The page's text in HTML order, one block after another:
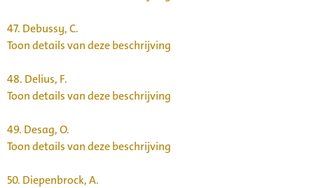
47. Debussy, C.
Toon details van deze beschrijving
48. Delius, F.
Toon details van deze beschrijving
49. Desag, O.
Toon details van deze beschrijving
50. Diepenbrock, A.